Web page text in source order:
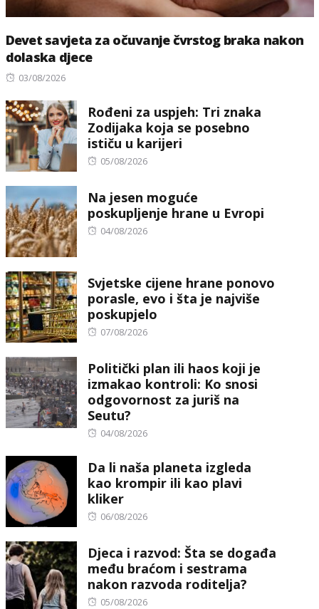
Devet savjeta za očuvanje čvrstog braka nakon
dolaska djece
Posted
03/08/2026
Rođeni za uspjeh: Tri znaka
Zodijaka koja se posebno
ističu u karijeri
Posted
05/08/2026
Na jesen moguće
poskupljenje hrane u Evropi
Posted
04/08/2026
Svjetske cijene hrane ponovo
porasle, evo i šta je najviše
poskupjelo
Posted
07/08/2026
Politički plan ili haos koji je
izmakao kontroli: Ko snosi
odgovornost za juriš na
Seutu?
Posted
04/08/2026
Da li naša planeta izgleda
kao krompir ili kao plavi
kliker
Posted
06/08/2026
Djeca i razvod: Šta se događa
među braćom i sestrama
nakon razvoda roditelja?
Posted
05/08/2026